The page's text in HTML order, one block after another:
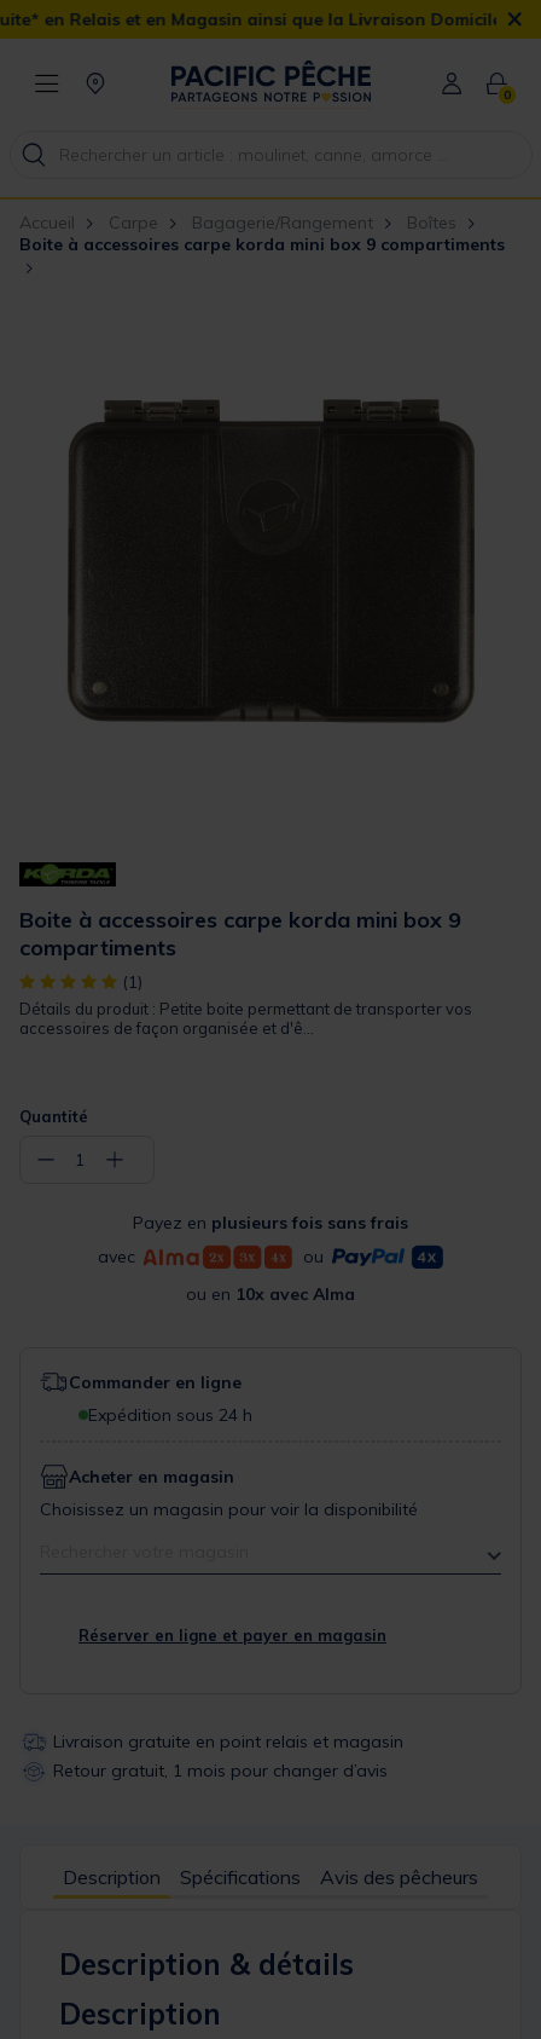
Magasin ainsi que la Livraison Domicile offerte dès 90€ ×
0
Accueil Carpe Bagagerie/Rangement
Boîtes
Boite à accessoires carpe korda mini box 9 compartiments
Boite à accessoires carpe korda mini box 9
compartiments
[object Object] out of 5 Customer Rating
(1)
Détails du produit : Petite boite permettant de transporter vos
accessoires de façon organisée et d'ê...
Quantité
− 1 +
Payez en plusieurs fois sans frais
avec
ou
ou en 10x avec Alma
Commander en ligne
Expédition sous 24 h
Acheter en magasin
Choisissez un magasin pour voir la disponibilité
Réserver en ligne et payer en magasin
Livraison gratuite en point relais et magasin
Retour gratuit, 1 mois pour changer d’avis
Description Spécifications Avis des pêcheurs
Description & détails
Description